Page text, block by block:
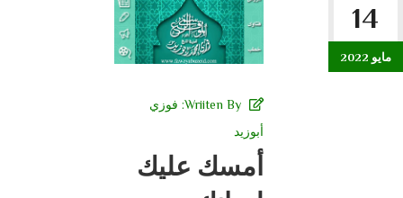
14
مايو 2022
Wriiten By: فوزي
أبوزيد
أمسك عليك